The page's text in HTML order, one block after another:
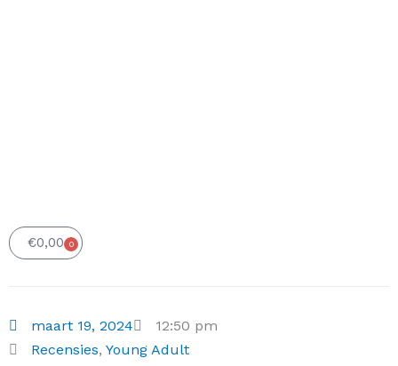
€0,00 0
Winkelwagen
maart 19, 2024
12:50 pm
Recensies, Young Adult